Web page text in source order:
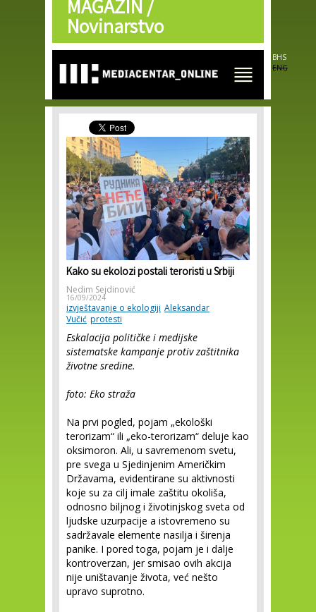
Skip to
main
content
MAGAZIN /
Novinarstvo
BHS
ENG
Kako su ekolozi postali teroristi u Srbiji
Nedim Sejdinović
16/09/2024
izvještavanje o ekologiji Aleksandar
Vučić protesti
Eskalacija političke i medijske
sistematske kampanje protiv zaštitnika
životne sredine.
foto: Eko straža
Na prvi pogled, pojam „ekološki
terorizam“ ili „eko-terorizam“ deluje kao
oksimoron. Ali, u savremenom svetu,
pre svega u Sjedinjenim Američkim
Državama, evidentirane su aktivnosti
koje su za cilj imale zaštitu okoliša,
odnosno biljnog i životinjskog sveta od
ljudske uzurpacije a istovremeno su
sadržavale elemente nasilja i širenja
panike. I pored toga, pojam je i dalje
kontroverzan, jer smisao ovih akcija
nije uništavanje života, već nešto
upravo suprotno.